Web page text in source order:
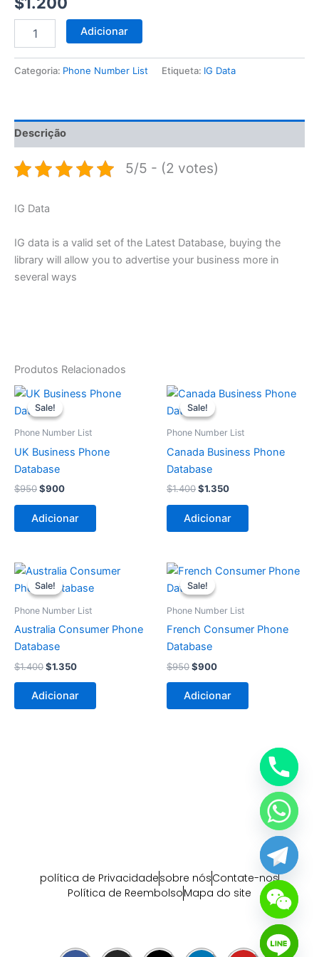
Adicionar
Categoria: Phone Number List Etiqueta: IG Data
Descrição
5/5 - (2 votes)
IG Data
IG data is a valid set of the Latest Database, buying the
library will allow you to advertise your business more in
several ways
Produtos Relacionados
Sale!
Sale!
Phone Number List
UK Business Phone
Database
$950
O
preço
original
$950.
$900
O
$900.
Adicionar
Sale!
Sale!
Phone Number List
Canada Business Phone
Database
$1.400
O
preço
original
$1.400.
$1.350
O
$1.350.
Adicionar
Sale!
Sale!
Phone Number List
Australia Consumer Phone
Database
$1.400
O
preço
original
$1.400.
$1.350
O
atual
$1.350.
Adicionar
Sale!
Sale!
Phone Number List
French Consumer Phone
Database
$950
O
preço
original
$950.
$900
O
$900.
Adicionar
política de Privacidadesobre nósContate-nos
Política de ReembolsoMapa do site